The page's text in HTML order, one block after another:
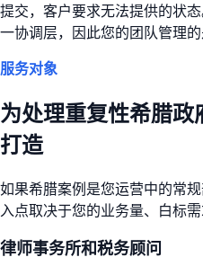
提交，客户要求无法提供的状
一协调层，因此您的团队管理
服务对象
为处理重复性希腊
打造
如果希腊案例是您运营中的常
入点取决于您的业务量、白标
律师事务所和税务顾问